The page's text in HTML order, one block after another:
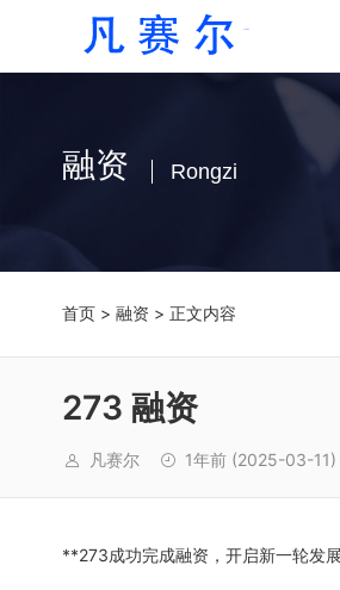
融资 Rongzi
首页 > 融资 > 正文内容
273 融资
凡赛尔 1年前 (2025-03-11)
**273成功完成融资，开启新一轮发